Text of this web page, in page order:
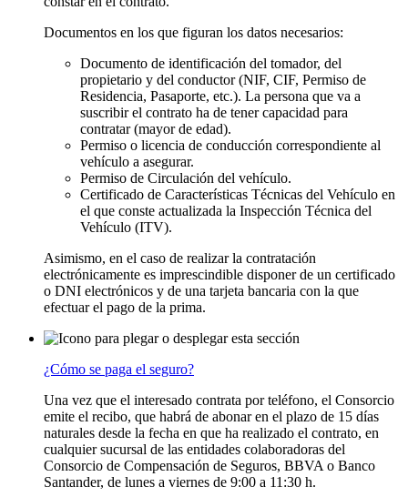
Documentos en los que figuran los datos necesarios:
Documento de identificación del tomador, del
propietario y del conductor (NIF, CIF, Permiso de
Residencia, Pasaporte, etc.). La persona que va a
suscribir el contrato ha de tener capacidad para
contratar (mayor de edad).
Permiso o licencia de conducción correspondiente al
vehículo a asegurar.
Permiso de Circulación del vehículo.
Certificado de Características Técnicas del Vehículo en
el que conste actualizada la Inspección Técnica del
Vehículo (ITV).
Asimismo, en el caso de realizar la contratación
electrónicamente es imprescindible disponer de un certificado
o DNI electrónicos y de una tarjeta bancaria con la que
efectuar el pago de la prima.
¿Cómo se paga el seguro?
Una vez que el interesado contrata por teléfono, el Consorcio
emite el recibo, que habrá de abonar en el plazo de 15 días
naturales desde la fecha en que ha realizado el contrato, en
cualquier sucursal de las entidades colaboradoras del
Consorcio de Compensación de Seguros, BBVA o Banco
Santander, de lunes a viernes de 9:00 a 11:30 h.